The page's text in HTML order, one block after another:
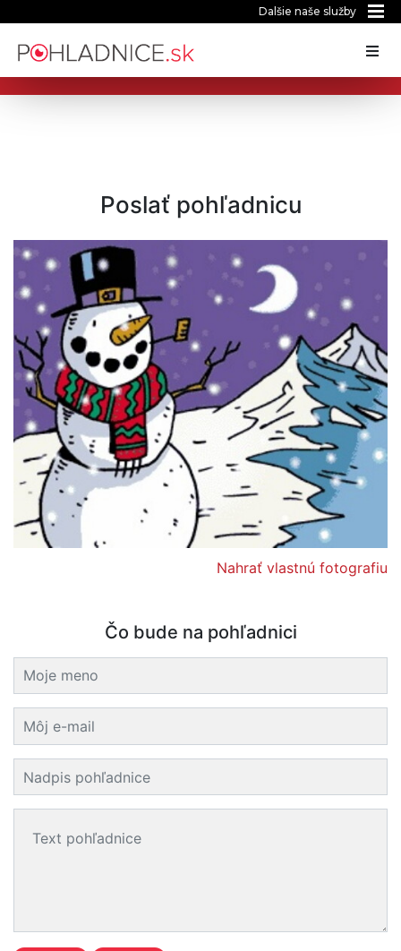
Dalšie naše služby
Poslať pohľadnicu
Nahrať vlastnú fotografiu
Čo bude na pohľadnici